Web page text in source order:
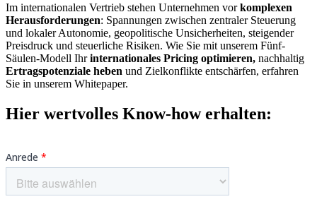
Im internationalen Vertrieb stehen Unternehmen vorkomplexen
Herausforderungen: Spannungen zwischen zentraler Steuerung
und lokaler Autonomie, geopolitische Unsicherheiten, steigender
Preisdruck und steuerliche Risiken. Wie Sie mit unserem Fünf-
Säulen-Modell Ihrinternationales Pricing optimieren, nachhaltig
Ertragspotenziale heben und Zielkonflikte entschärfen, erfahren
Sie in unserem Whitepaper.
Hier wertvolles Know-how erhalten: